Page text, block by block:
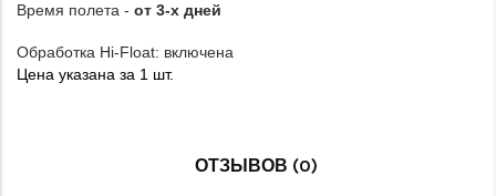
Время полета - от 3-х дней
Обработка Hi-Float: включена
Цена указана за 1 шт.
ОТЗЫВОВ (0)